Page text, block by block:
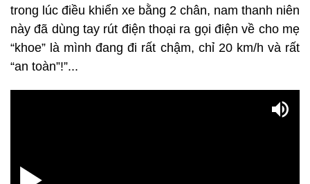
trong lúc điều khiển xe bằng 2 chân, nam thanh niên
này đã dùng tay rút điện thoại ra gọi điện về cho mẹ
“khoe” là mình đang đi rất chậm, chỉ 20 km/h và rất
“an toàn”!”...